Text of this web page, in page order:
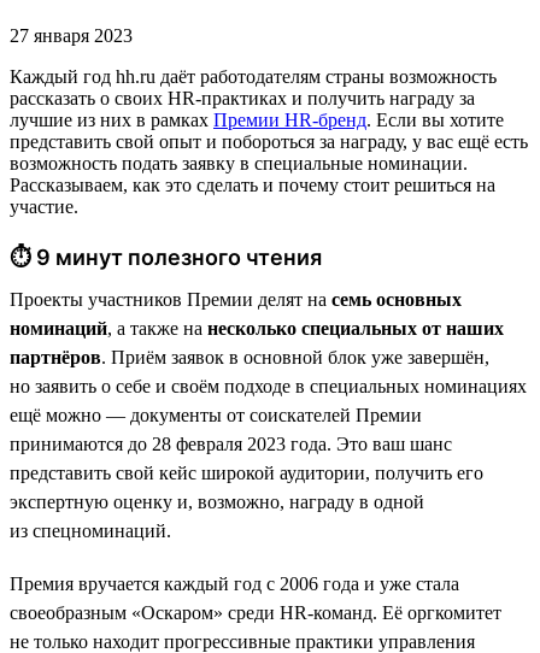
27 января 2023
Каждый год hh.ru даёт работодателям страны возможность
рассказать о своих HR-практиках и получить награду за
лучшие из них в рамках Премии HR-бренд. Если вы хотите
представить свой опыт и побороться за награду, у вас ещё есть
возможность подать заявку в специальные номинации.
Рассказываем, как это сделать и почему стоит решиться на
участие.
⏱ 9 минут полезного чтения
Проекты участников Премии делят на семь основных
номинаций, а также на несколько специальных от наших
партнёров. Приём заявок в основной блок уже завершён,
но заявить о себе и своём подходе в специальных номинациях
ещё можно — документы от соискателей Премии
принимаются до 28 февраля 2023 года. Это ваш шанс
представить свой кейс широкой аудитории, получить его
экспертную оценку и, возможно, награду в одной
из спецноминаций.
Премия вручается каждый год с 2006 года и уже стала
своеобразным «Оскаром» среди HR-команд. Её оргкомитет
не только находит прогрессивные практики управления